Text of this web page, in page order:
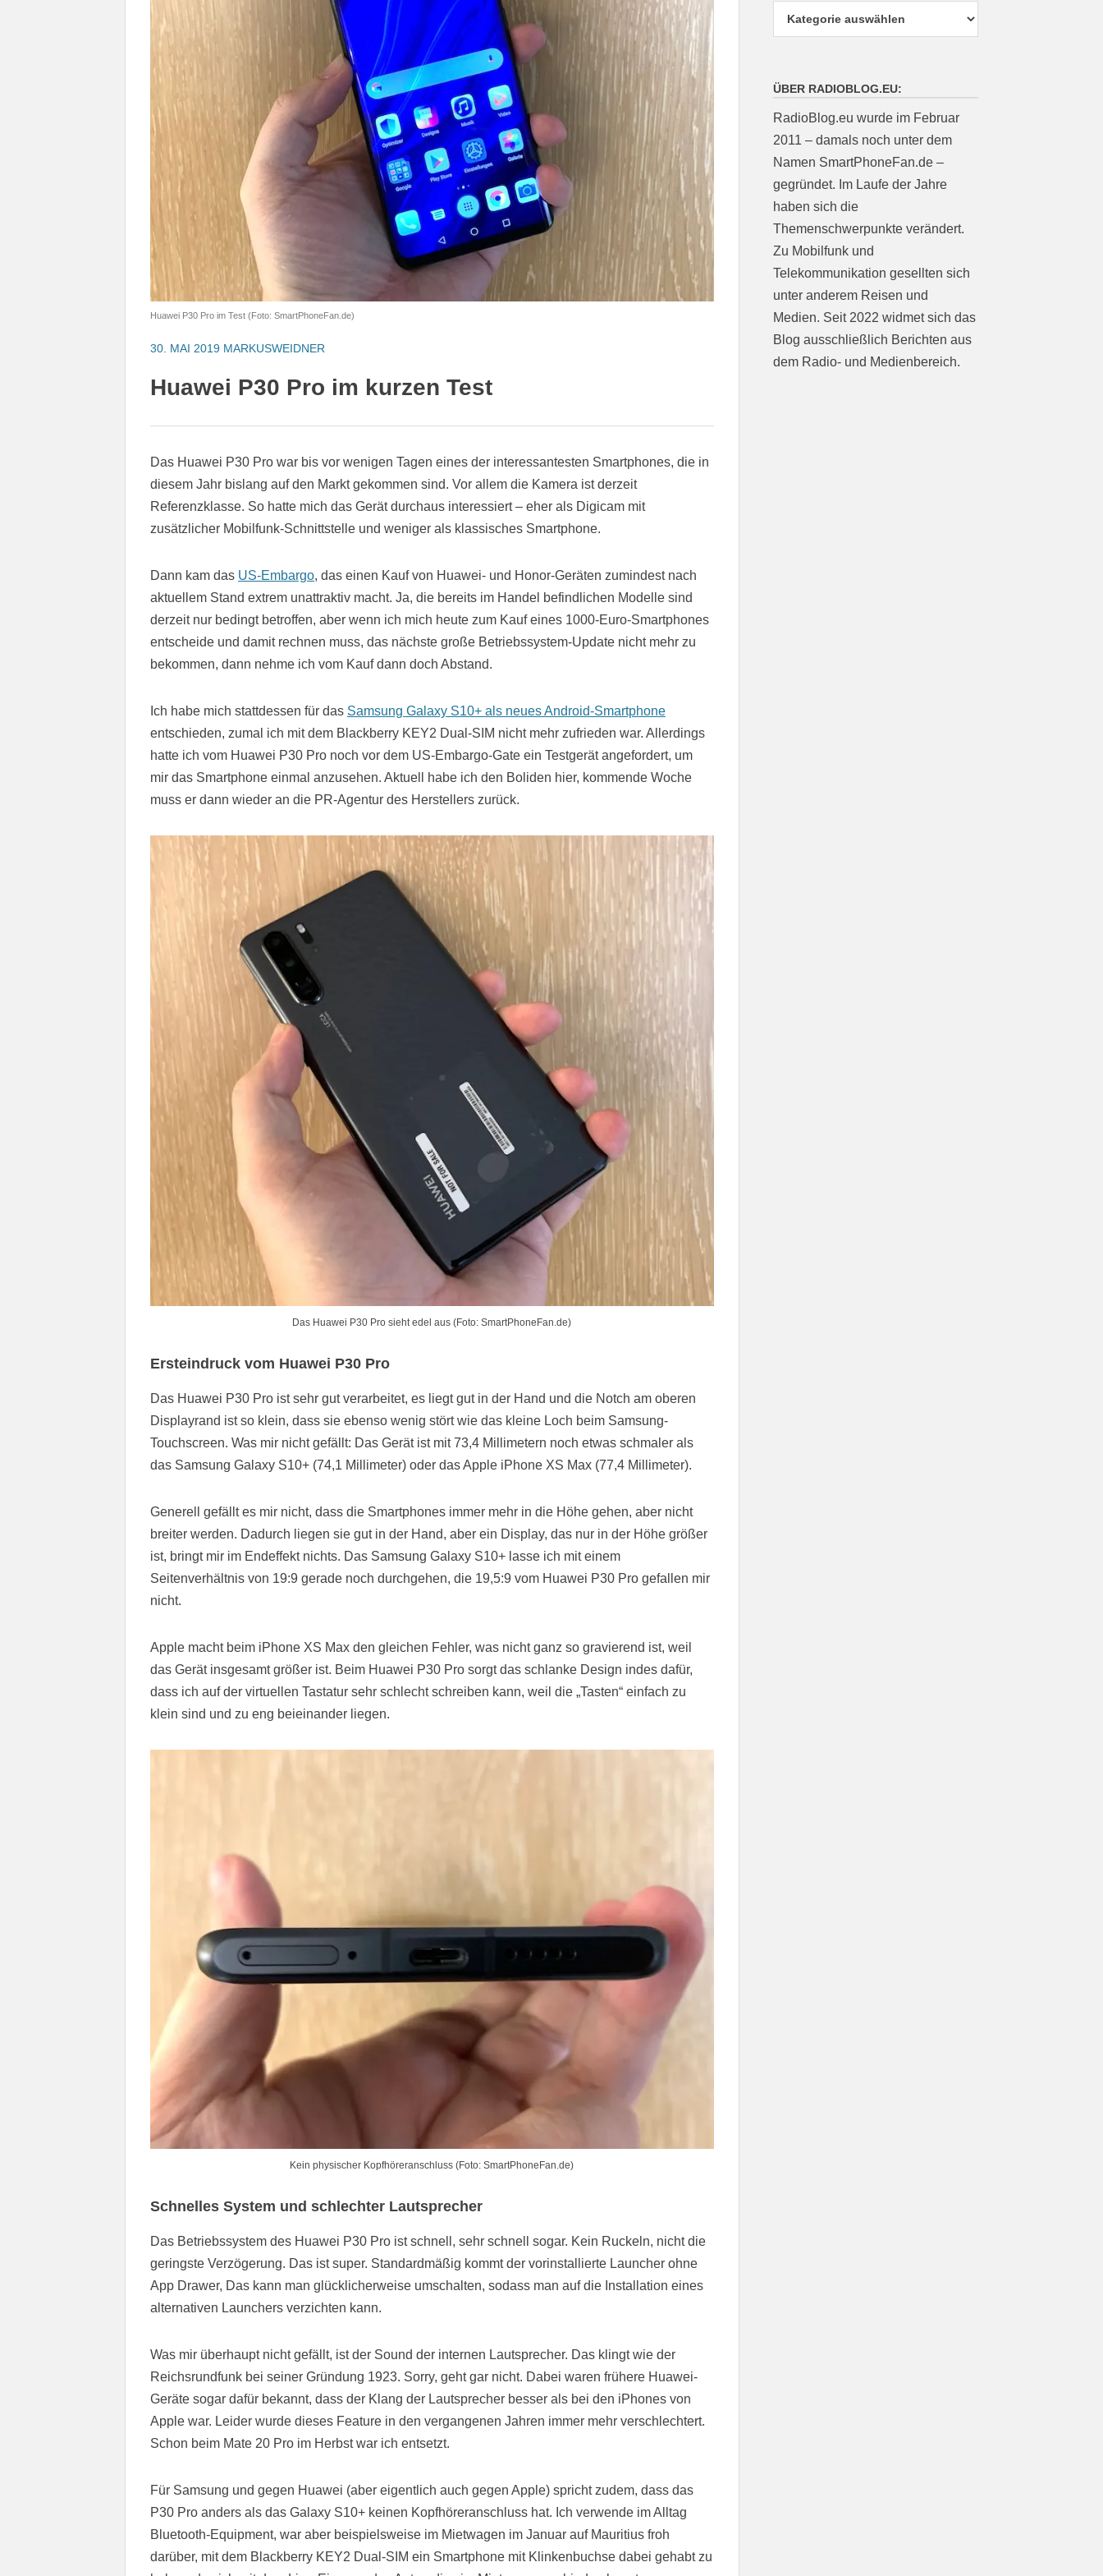
Huawei P30 Pro im Test (Foto: SmartPhoneFan.de)
30. MAI 2019 MARKUSWEIDNER
Huawei P30 Pro im kurzen Test
Das Huawei P30 Pro war bis vor wenigen Tagen eines der interessantesten Smartphones, die in
diesem Jahr bislang auf den Markt gekommen sind. Vor allem die Kamera ist derzeit
Referenzklasse. So hatte mich das Gerät durchaus interessiert – eher als Digicam mit
zusätzlicher Mobilfunk-Schnittstelle und weniger als klassisches Smartphone.
Dann kam das US-Embargo, das einen Kauf von Huawei- und Honor-Geräten zumindest nach
aktuellem Stand extrem unattraktiv macht. Ja, die bereits im Handel befindlichen Modelle sind
derzeit nur bedingt betroffen, aber wenn ich mich heute zum Kauf eines 1000-Euro-Smartphones
entscheide und damit rechnen muss, das nächste große Betriebssystem-Update nicht mehr zu
bekommen, dann nehme ich vom Kauf dann doch Abstand.
Ich habe mich stattdessen für das Samsung Galaxy S10+ als neues Android-Smartphone
entschieden, zumal ich mit dem Blackberry KEY2 Dual-SIM nicht mehr zufrieden war. Allerdings
hatte ich vom Huawei P30 Pro noch vor dem US-Embargo-Gate ein Testgerät angefordert, um
mir das Smartphone einmal anzusehen. Aktuell habe ich den Boliden hier, kommende Woche
muss er dann wieder an die PR-Agentur des Herstellers zurück.
Das Huawei P30 Pro sieht edel aus (Foto: SmartPhoneFan.de)
Ersteindruck vom Huawei P30 Pro
Das Huawei P30 Pro ist sehr gut verarbeitet, es liegt gut in der Hand und die Notch am oberen
Displayrand ist so klein, dass sie ebenso wenig stört wie das kleine Loch beim Samsung-
Touchscreen. Was mir nicht gefällt: Das Gerät ist mit 73,4 Millimetern noch etwas schmaler als
das Samsung Galaxy S10+ (74,1 Millimeter) oder das Apple iPhone XS Max (77,4 Millimeter).
Generell gefällt es mir nicht, dass die Smartphones immer mehr in die Höhe gehen, aber nicht
breiter werden. Dadurch liegen sie gut in der Hand, aber ein Display, das nur in der Höhe größer
ist, bringt mir im Endeffekt nichts. Das Samsung Galaxy S10+ lasse ich mit einem
Seitenverhältnis von 19:9 gerade noch durchgehen, die 19,5:9 vom Huawei P30 Pro gefallen mir
nicht.
Apple macht beim iPhone XS Max den gleichen Fehler, was nicht ganz so gravierend ist, weil
das Gerät insgesamt größer ist. Beim Huawei P30 Pro sorgt das schlanke Design indes dafür,
dass ich auf der virtuellen Tastatur sehr schlecht schreiben kann, weil die „Tasten“ einfach zu
klein sind und zu eng beieinander liegen.
Kein physischer Kopfhöreranschluss (Foto: SmartPhoneFan.de)
Schnelles System und schlechter Lautsprecher
Das Betriebssystem des Huawei P30 Pro ist schnell, sehr schnell sogar. Kein Ruckeln, nicht die
geringste Verzögerung. Das ist super. Standardmäßig kommt der vorinstallierte Launcher ohne
App Drawer, Das kann man glücklicherweise umschalten, sodass man auf die Installation eines
alternativen Launchers verzichten kann.
Was mir überhaupt nicht gefällt, ist der Sound der internen Lautsprecher. Das klingt wie der
Reichsrundfunk bei seiner Gründung 1923. Sorry, geht gar nicht. Dabei waren frühere Huawei-
Geräte sogar dafür bekannt, dass der Klang der Lautsprecher besser als bei den iPhones von
Apple war. Leider wurde dieses Feature in den vergangenen Jahren immer mehr verschlechtert.
Schon beim Mate 20 Pro im Herbst war ich entsetzt.
Für Samsung und gegen Huawei (aber eigentlich auch gegen Apple) spricht zudem, dass das
P30 Pro anders als das Galaxy S10+ keinen Kopfhöreranschluss hat. Ich verwende im Alltag
Bluetooth-Equipment, war aber beispielsweise im Mietwagen im Januar auf Mauritius froh
darüber, mit dem Blackberry KEY2 Dual-SIM ein Smartphone mit Klinkenbuchse dabei gehabt zu
ÜBER RADIOBLOG.EU:
RadioBlog.eu wurde im Februar
2011 – damals noch unter dem
Namen SmartPhoneFan.de –
gegründet. Im Laufe der Jahre
haben sich die
Themenschwerpunkte verändert.
Zu Mobilfunk und
Telekommunikation gesellten sich
unter anderem Reisen und
Medien. Seit 2022 widmet sich das
Blog ausschließlich Berichten aus
dem Radio- und Medienbereich.